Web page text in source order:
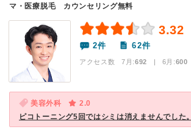
マ・医療脱毛 カウンセリング無料
3.32
2件 62件
アクセス数 7月:692 | 6月:600
美容外科
2.0
ピコトーニング5回ではシミは消えませんでした。